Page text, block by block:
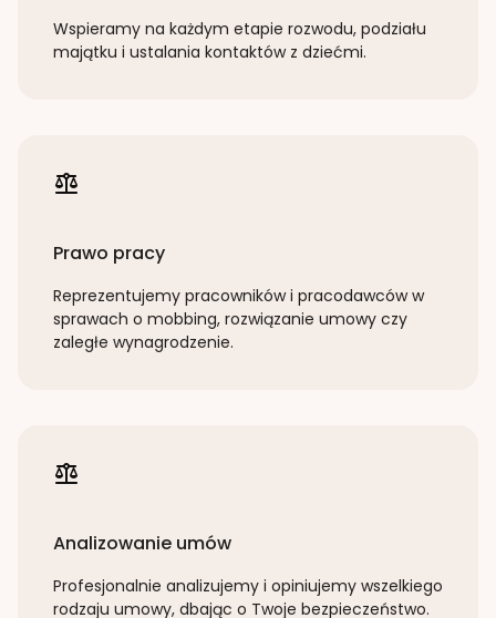
Wspieramy na każdym etapie rozwodu, podziału
majątku i ustalania kontaktów z dziećmi.
Prawo pracy
Reprezentujemy pracowników i pracodawców w
sprawach o mobbing, rozwiązanie umowy czy
zaległe wynagrodzenie.
Analizowanie umów
Profesjonalnie analizujemy i opiniujemy wszelkiego
rodzaju umowy, dbając o Twoje bezpieczeństwo.